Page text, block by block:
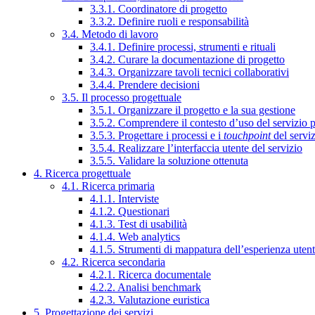
3.3.1. Coordinatore di progetto
3.3.2. Definire ruoli e responsabilità
3.4. Metodo di lavoro
3.4.1. Definire processi, strumenti e rituali
3.4.2. Curare la documentazione di progetto
3.4.3. Organizzare tavoli tecnici collaborativi
3.4.4. Prendere decisioni
3.5. Il processo progettuale
3.5.1. Organizzare il progetto e la sua gestione
3.5.2. Comprendere il contesto d’uso del servizio
3.5.3. Progettare i processi e i touchpointdel
3.5.4. Realizzare l’interfaccia utente del servizio
3.5.5. Validare la soluzione ottenuta
4. Ricerca progettuale
4.1. Ricerca primaria
4.1.1. Interviste
4.1.2. Questionari
4.1.3. Test di usabilità
4.1.4. Web analytics
4.1.5. Strumenti di mappatura dell’esperienza
4.2. Ricerca secondaria
4.2.1. Ricerca documentale
4.2.2. Analisi benchmark
4.2.3. Valutazione euristica
5. Progettazione dei servizi